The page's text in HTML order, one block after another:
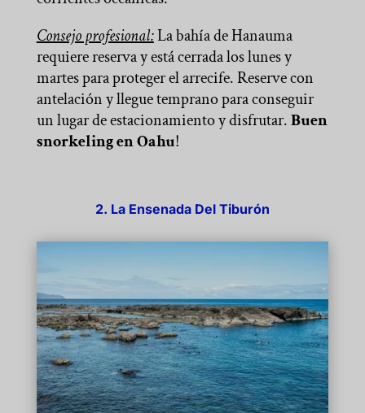
Consejo profesional:La bahía de Hanauma
requiere reserva y está cerrada los lunes y
martes para proteger el arrecife. Reserve con
antelación y llegue temprano para conseguir
un lugar de estacionamiento y disfrutar.Buen
snorkeling en Oahu!
2. La Ensenada Del Tiburón